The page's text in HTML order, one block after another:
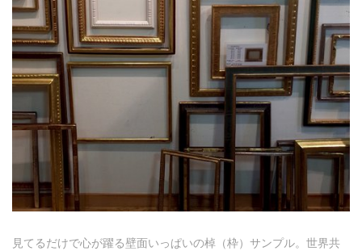
見てるだけで心が躍る壁面いっぱいの棹（枠）サンプル。世界共